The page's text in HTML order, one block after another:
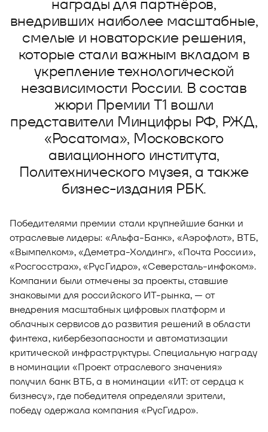
Новости
Блог
Видео и аудио
Документы
Юнион - решение для автоматизации
рекрутмента
О решении
Кейсы клиентов
Калькулятор выгоды
Новости и публикации
Пилотный проект
Документы
Оазис - платформа для автоматизации
управления рисками
награды для партнёров,
внедривших наиболее масштабные,
смелые и новаторские решения,
которые стали важным вкладом в
укрепление технологической
независимости России. В состав
жюри Премии Т1 вошли
представители Минцифры РФ, РЖД,
«Росатома», Московского
авиационного института,
Политехнического музея, а также
бизнес-издания РБК.
Победителями премии стали крупнейшие банки и
отраслевые лидеры: «Альфа-Банк», «Аэрофлот», ВТБ,
«Вымпелком», «Деметра-Холдинг», «Почта России»,
«Росгосстрах», «РусГидро», «Северсталь-инфоком».
Компании были отмечены за проекты, ставшие
знаковыми для российского ИТ-рынка, — от
внедрения масштабных цифровых платформ и
облачных сервисов до развития решений в области
финтеха, кибербезопасности и автоматизации
критической инфраструктуры. Специальную награду
в номинации «Проект отраслевого значения»
получил банк ВТБ, а в номинации «ИТ: от сердца к
бизнесу», где победителя определяли зрители,
победу одержала компания «РусГидро».